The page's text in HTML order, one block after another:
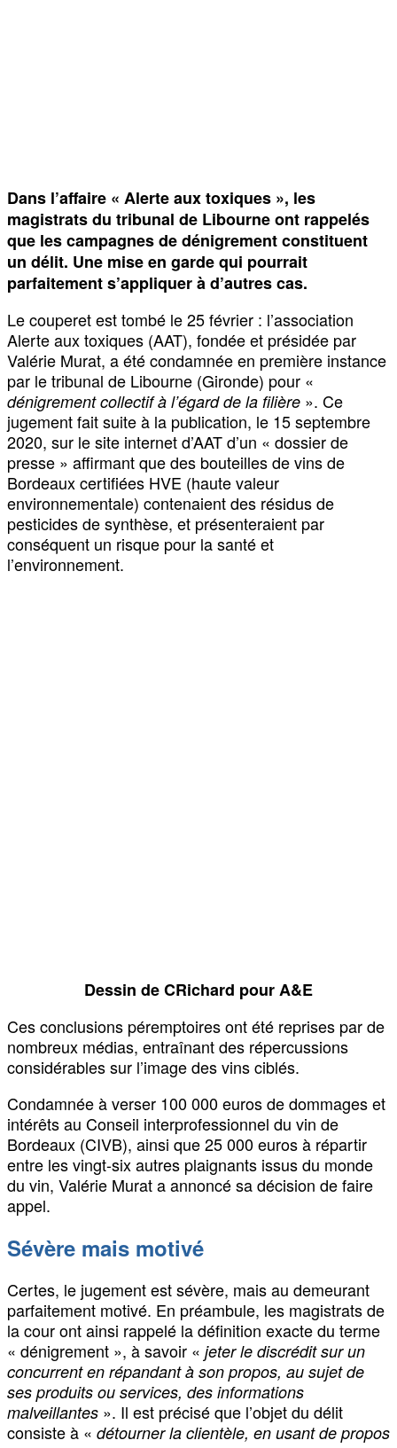
Dans l’affaire « Alerte aux toxiques », les
magistrats du tribunal de Libourne ont rappelés
que les campagnes de dénigrement constituent
un délit. Une mise en garde qui pourrait
parfaitement s’appliquer à d’autres cas.
Le couperet est tombé le 25 février : l’association
Alerte aux toxiques (AAT), fondée et présidée par
Valérie Murat, a été condamnée en première instance
par le tribunal de Libourne (Gironde) pour «
dénigrement collectif à l’égard de la filière ». Ce
jugement fait suite à la publication, le 15 septembre
2020, sur le site internet d’AAT d’un « dossier de
presse » affirmant que des bouteilles de vins de
Bordeaux certifiées HVE (haute valeur
environnementale) contenaient des résidus de
pesticides de synthèse, et présenteraient par
conséquent un risque pour la santé et
l’environnement.
Dessin de CRichard pour A&E
Ces conclusions péremptoires ont été reprises par de
nombreux médias, entraînant des répercussions
considérables sur l’image des vins ciblés.
Condamnée à verser 100 000 euros de dommages et
intérêts au Conseil interprofessionnel du vin de
Bordeaux (CIVB), ainsi que 25 000 euros à répartir
entre les vingt-six autres plaignants issus du monde
du vin, Valérie Murat a annoncé sa décision de faire
appel.
Sévère mais motivé
Certes, le jugement est sévère, mais au demeurant
parfaitement motivé. En préambule, les magistrats de
la cour ont ainsi rappelé la définition exacte du terme
« dénigrement », à savoir « jeter le discrédit sur un
concurrent en répandant à son propos, au sujet de
ses produits ou services, des informations
malveillantes ». Il est précisé que l’objet du délit
consiste à « détourner la clientèle, en usant de propos